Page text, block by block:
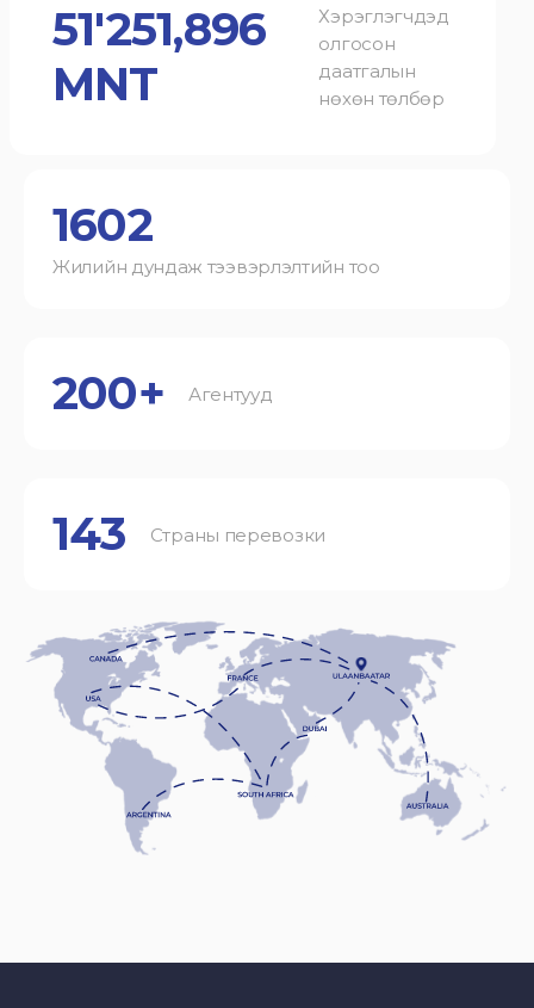
51'251,896
MNT
Хэрэглэгчдэд
олгосон
даатгалын
нөхөн төлбөр
1602
Жилийн дундаж тээвэрлэлтийн тоо
200+ Агентууд
143 Страны перевозки